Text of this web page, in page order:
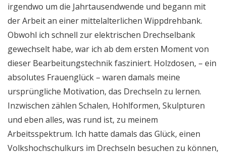
irgendwo um die Jahrtausendwende und begann mit
der Arbeit an einer mittelalterlichen Wippdrehbank.
Obwohl ich schnell zur elektrischen Drechselbank
gewechselt habe, war ich ab dem ersten Moment von
dieser Bearbeitungstechnik fasziniert. Holzdosen, – ein
absolutes Frauenglück – waren damals meine
ursprüngliche Motivation, das Drechseln zu lernen.
Inzwischen zählen Schalen, Hohlformen, Skulpturen
und eben alles, was rund ist, zu meinem
Arbeitsspektrum. Ich hatte damals das Glück, einen
Volkshochschulkurs im Drechseln besuchen zu können,